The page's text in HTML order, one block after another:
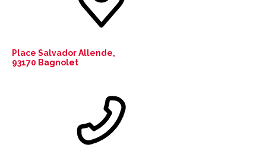
Place Salvador Allende,
93170 Bagnolet